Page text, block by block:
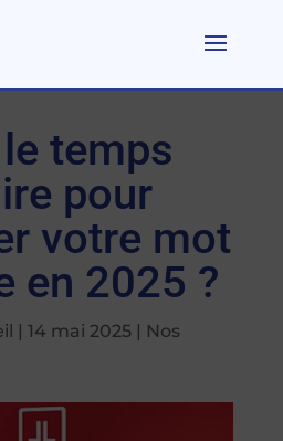
temps
pour
votre mot
en 2025 ?
| 14 mai 2025| Nos